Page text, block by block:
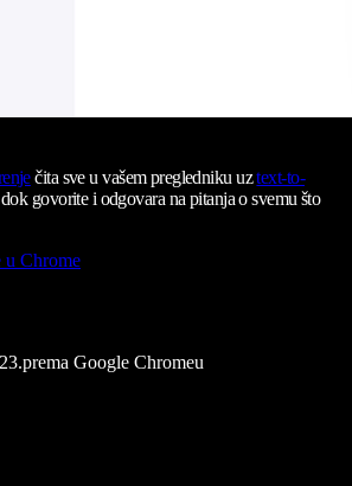
čita sve u vašem pregledniku uztext-to-
govorite i odgovara na pitanja o svemu što
u Chrome
prema Google Chromeu